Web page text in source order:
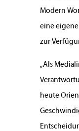
Modern
eine
zur
„Als
heute